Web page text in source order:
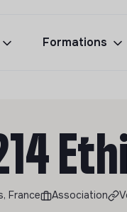
Formations
France Association